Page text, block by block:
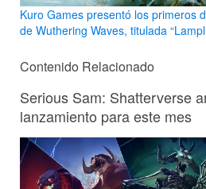
Kuro Games presentó los primeros
de Wuthering Waves, titulada
Contenido Relacionado
Serious Sam: Shatterverse
lanzamiento para este mes